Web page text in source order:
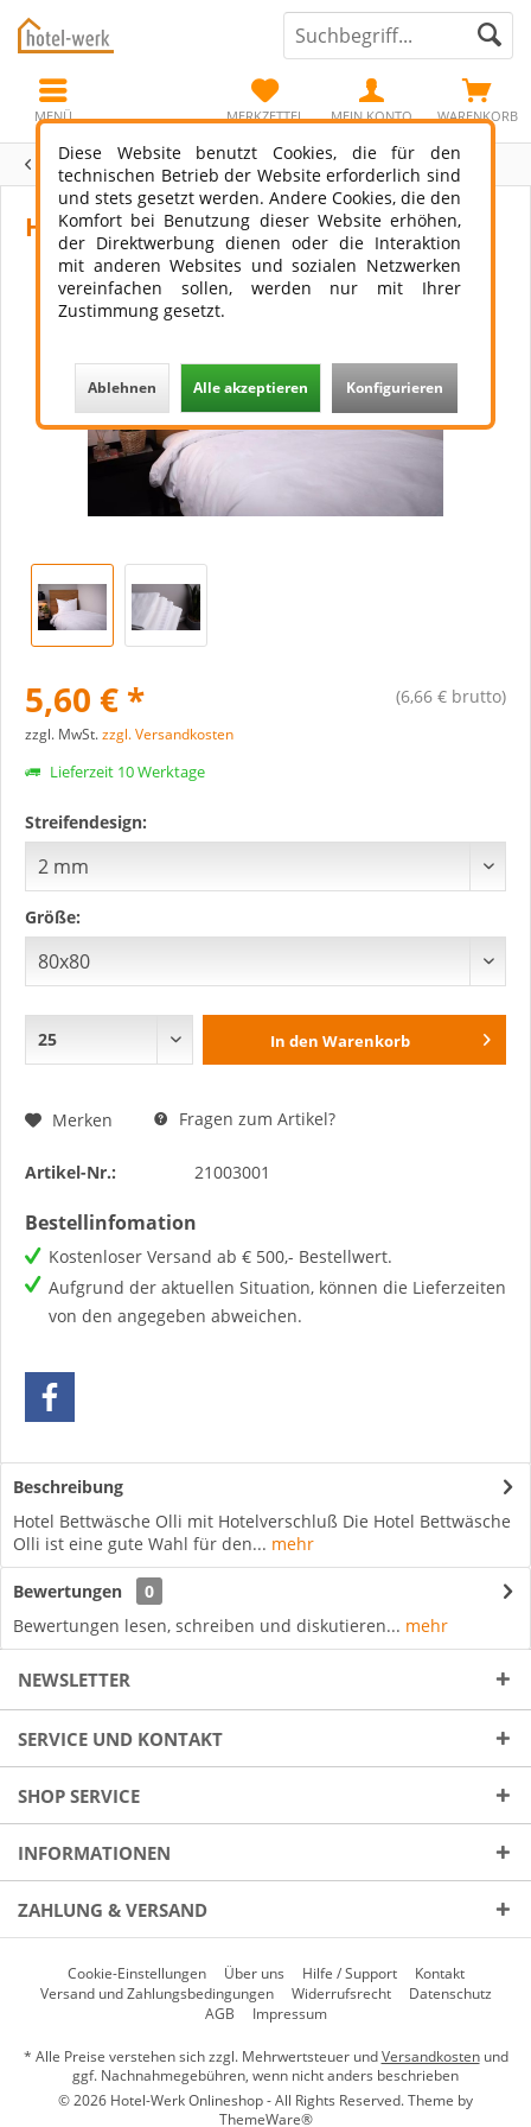
WARENKORB
MERKZETTEL MEIN KONTO
MENÜ
Übersicht Bettwäsche
Hotel Bettwäsche Olli Streifendesign
5,60 € * (6,66 € brutto)
zzgl. MwSt.zzgl. Versandkosten
Lieferzeit 10 Werktage
Streifendesign:
Größe:
In den Warenkorb
Merken Fragen zum Artikel?
Artikel-Nr.: 21003001
Bestellinfomation
Kostenloser Versand ab € 500,- Bestellwert.
Aufgrund der aktuellen Situation, können die Lieferzeiten
von den angegeben abweichen.
Beschreibung
Hotel Bettwäsche Olli mit Hotelverschluß Die Hotel Bettwäsche
Olli ist eine gute Wahl für den... mehr
Bewertungen
0
Bewertungen lesen, schreiben und diskutieren... mehr
NEWSLETTER
SERVICE UND KONTAKT
SHOP SERVICE
INFORMATIONEN
ZAHLUNG & VERSAND
Cookie-Einstellungen Über uns Hilfe / Support
Kontakt
Versand und Zahlungsbedingungen
Widerrufsrecht
Datenschutz
AGB
Impressum
* Alle Preise verstehen sich zzgl. Mehrwertsteuer undVersandkostenund
ggf. Nachnahmegebühren, wenn nicht anders beschrieben
© 2026 Hotel-Werk Onlineshop - All Rights Reserved. Theme by
ThemeWare®
Diese Website benutzt Cookies, die für den
technischen Betrieb der Website erforderlich sind
und stets gesetzt werden. Andere Cookies, die den
Komfort bei Benutzung dieser Website erhöhen,
der Direktwerbung dienen oder die Interaktion
mit anderen Websites und sozialen Netzwerken
vereinfachen sollen, werden nur mit Ihrer
Zustimmung gesetzt.
Ablehnen Alle akzeptieren Konfigurieren